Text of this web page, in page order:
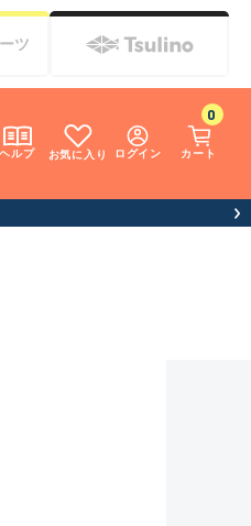
ヘルプ お気に入り ログイン カート
0
ツ